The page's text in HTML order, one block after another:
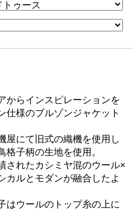
からインスピレーションを
仕様のブルゾンジャケット
屋にて旧式の織機を使用し
子柄の生地を使用。
されたカシミヤ混のウール×
カルとモダンが融合したよ
はウールのトップ糸の上に